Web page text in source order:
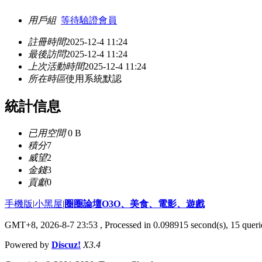
用戶組 等待驗證會員
註冊時間2025-12-4 11:24
最後訪問2025-12-4 11:24
上次活動時間2025-12-4 11:24
所在時區使用系統默認
統計信息
已用空間0 B
積分7
威望2
金錢3
貢獻0
手機版|小黑屋|圈圈論壇O3O、美食、電影、遊戲
GMT+8, 2026-8-7 23:53 , Processed in 0.098915 second(s), 15
Powered by Discuz! X3.4